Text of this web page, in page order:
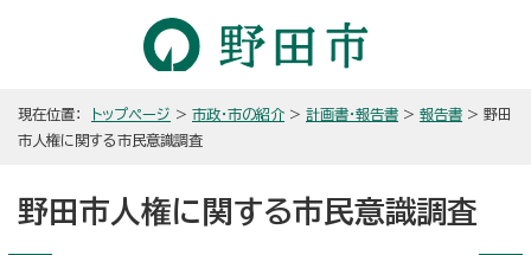
現在位置： トップページ > 市政・市の紹介 > 計画書・報告書 > 報告書 > 野田
市人権に関する市民意識調査
野田市人権に関する市民意識調査